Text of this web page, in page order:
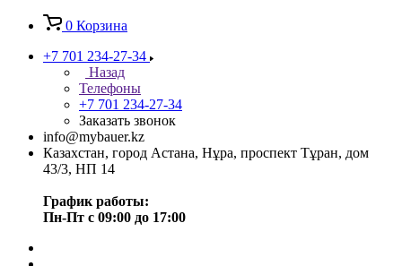
0 Корзина
+7 701 234-27-34
Назад
Телефоны
+7 701 234-27-34
Заказать звонок
info@mybauer.kz
Казахстан, город Астана, Нұра, проспект Тұран, дом
43/3, НП 14
График работы:
Пн-Пт с 09:00 до 17:00